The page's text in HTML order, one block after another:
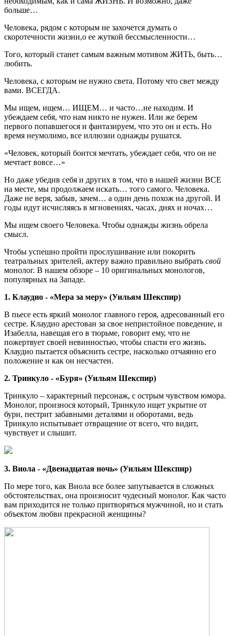
больше…
Человека, рядом с которым не захочется думать о
скоротечности жизни,о ее жуткой бессмысленности…
Того, который станет самым важным мотивом ЖИТЬ, быть…
любить.
Человека, с которым не нужно света. Потому что свет между
вами. ВСЕГДА.
Мы ищем, ищем… ИЩЕМ… и часто…не находим. И
убеждаем себя, что нам никто не нужен. Или же берем
первого попавшегося и фантазируем, что это он и есть. Но
время неумолимо, все иллюзии однажды рушатся.
«Человек, который боится мечтать, убеждает себя, что он не
мечтает вовсе…»
Но даже убедив себя и других в том, что в нашей жизни ВСЕ
на месте, мы продолжаем искать… того самого. Человека.
Даже не веря, забыв, зачем… а один день похож на другой. И
годы идут исчисляясь в мгновениях, часах, днях и ночах…
Мы ищем своего Человека. Чтобы однажды жизнь обрела
смысл.
Чтобы успешно пройти прослушивание или покорить
театральных зрителей, актеру важно правильно выбрать свой
монолог. В нашем обзоре – 10 оригинальных монологов,
популярных на Западе.
1. Клаудио - «Мера за меру» (Уильям Шекспир)
В пьесе есть яркий монолог главного героя, адресованный его
сестре. Клаудио арестован за свое непристойное поведение, и
Изабелла, навещая его в тюрьме, говорит ему, что не
пожертвует своей невинностью, чтобы спасти его жизнь.
Клаудио пытается объяснить сестре, насколько отчаянно его
положение и как он несчастен.
2. Тринкуло - «Буря» (Уильям Шекспир)
Тринкуло – характерный персонаж, с острым чувством юмора.
Монолог, произнося который, Тринкуло ищет укрытие от
бури, пестрит забавными деталями и оборотами, ведь
Тринкуло испытывает отвращение от всего, что видит,
чувствует и слышит.
3. Виола - «Двенадцатая ночь» (Уильям Шекспир)
По мере того, как Виола все более запутывается в сложных
обстоятельствах, она произносит чудесный монолог. Как часто
вам приходится не только притворяться мужчиной, но и стать
объектом любви прекрасной женщины?